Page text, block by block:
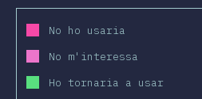
No ho usaria
No m'interessa
Ho tornaria a usar